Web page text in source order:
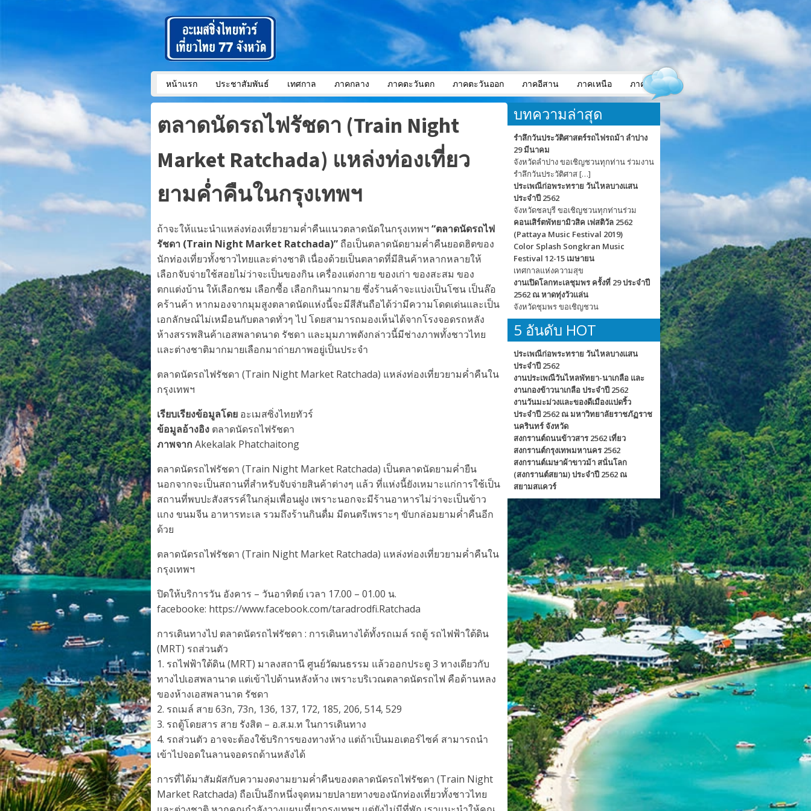
หน้าแรก ประชาสัมพันธ์ เทศกาล ภาคกลาง ภาคตะวันตก ภาคตะวันออก ภาคอีสาน ภาคเหนือ ภาคใต้
ตลาดนัดรถไฟรัชดา (Train Night
Market Ratchada) แหล่งท่องเที่ยว
ยามค่ำคืนในกรุงเทพฯ
ถ้าจะให้แนะนำแหล่งท่องเที่ยวยามค่ำคืนแนวตลาดนัดในกรุงเทพฯ “ตลาดนัดรถไฟ
รัชดา (Train Night Market Ratchada)” ถือเป็นตลาดนัดยามค่ำคืนยอดฮิตของ
นักท่องเที่ยวทั้งชาวไทยและต่างชาติ เนื่องด้วยเป็นตลาดที่มีสินค้าหลากหลายให้
เลือกจับจ่ายใช้สอยไม่ว่าจะเป็นของกิน เครื่องแต่งกาย ของเก่า ของสะสม ของ
ตกแต่งบ้าน ให้เลือกชม เลือกซื้อ เลือกกินมากมาย ซึ่งร้านค้าจะแบ่งเป็นโซน เป็นล๊อ
คร้านค้า หากมองจากมุมสูงตลาดนัดแห่งนี้จะมีสีสันถือได้ว่ามีความโดดเด่นและเป็น
เอกลักษณ์ไม่เหมือนกับตลาดทั่วๆ ไป โดยสามารถมองเห็นได้จากโรงจอดรถหลัง
ห้างสรรพสินค้าเอสพลาดนาด รัชดา และมุมภาพดังกล่าวนี้มีช่างภาพทั้งชาวไทย
และต่างชาติมากมายเลือกมาถ่ายภาพอยู่เป็นประจำ
ตลาดนัดรถไฟรัชดา (Train Night Market Ratchada) แหล่งท่องเที่ยวยามค่ำคืนใน
กรุงเทพฯ
เรียบเรียงข้อมูลโดย อะเมสซิ่งไทยทัวร์
ข้อมูลอ้างอิง ตลาดนัดรถไฟรัชดา
ภาพจาก Akekalak Phatchaitong
ตลาดนัดรถไฟรัชดา (Train Night Market Ratchada) เป็นตลาดนัดยามค่ำยืน
นอกจากจะเป็นสถานที่สำหรับจับจ่ายสินค้าต่างๆ แล้ว ที่แห่งนี้ยังเหมาะแก่การใช้เป็น
สถานที่พบปะสังสรรค์ในกลุ่มเพื่อนฝูง เพราะนอกจะมีร้านอาหารไม่ว่าจะเป็นข้าว
แกง ขนมจีน อาหารทะเล รวมถึงร้านกินดื่ม มีดนตรีเพราะๆ ขับกล่อมยามค่ำคืนอีก
ด้วย
ตลาดนัดรถไฟรัชดา (Train Night Market Ratchada) แหล่งท่องเที่ยวยามค่ำคืนใน
กรุงเทพฯ
ปิดให้บริการวัน อังคาร – วันอาทิตย์ เวลา 17.00 – 01.00 น.
facebooke: https://www.facebook.com/taradrodfi.Ratchada
การเดินทางไป ตลาดนัดรถไฟรัชดา : การเดินทางได้ทั้งรถเมล์ รถตู้ รถไฟฟ้าใต้ดิน
(MRT) รถส่วนตัว
1. รถไฟฟ้าใต้ดิน (MRT) มาลงสถานี ศูนย์วัฒนธรรม แล้วออกประตู 3 ทางเดียวกับ
ทางไปเอสพลานาด แต่เข้าไปด้านหลังห้าง เพราะบริเวณตลาดนัดรถไฟ คือด้านหลง
ของห้างเอสพลานาด รัชดา
2. รถเมล์ สาย 63ก, 73ก, 136, 137, 172, 185, 206, 514, 529
3. รถตู้โดยสาร สาย รังสิต – อ.ส.ม.ท ในการเดินทาง
4. รถส่วนตัว อาจจะต้องใช้บริการของทางห้าง แต่ถ้าเป็นมอเตอร์ไซค์ สามารถนำ
เข้าไปจอดในลานจอดรถด้านหลังได้
การที่ได้มาสัมผัสกับความงดงามยามค่ำคืนของตลาดนัดรถไฟรัชดา (Train Night
Market Ratchada) ถือเป็นอีกหนึ่งจุดหมายปลายทางของนักท่องเที่ยวทั้งชาวไทย
บทความล่าสุด
รำลึกวันประวัติศาสตร์รถไฟรถม้า ลำปาง
29 มีนาคม
จังหวัดลำปาง ขอเชิญชวนทุกท่าน ร่วมงาน
รำลึกวันประวัติศาส […]
ประเพณีก่อพระทราย วันไหลบางแสน
ประจำปี 2562
จังหวัดชลบุรี ขอเชิญชวนทุกท่านร่วม
คอนเสิร์ตพัทยามิวสิค เฟสติวัล 2562
(Pattaya Music Festival 2019)
Color Splash Songkran Music
Festival 12-15 เมษายน
เทศกาลแห่งความสุข
งานเปิดโลกทะเลชุมพร ครั้งที่ 29 ประจำปี
2562 ณ หาดทุ่งวัวแล่น
จังหวัดชุมพร ขอเชิญชวน
5 อันดับ HOT
ประเพณีก่อพระทราย วันไหลบางแสน
ประจำปี 2562
งานประเพณีวันไหลพัทยา-นาเกลือ และ
งานกองข้าวนาเกลือ ประจำปี 2562
งานวันมะม่วงและของดีเมืองแปดริ้ว
ประจำปี 2562 ณ มหาวิทยาลัยราชภัฏราช
นครินทร์ จังหวัด
สงกรานต์ถนนข้าวสาร 2562 เที่ยว
สงกรานต์กรุงเทพมหานคร 2562
สงกรานต์เมษาผ้าขาวม้า สนั่นโลก
(สงกรานต์สยาม) ประจำปี 2562 ณ
สยามสแควร์